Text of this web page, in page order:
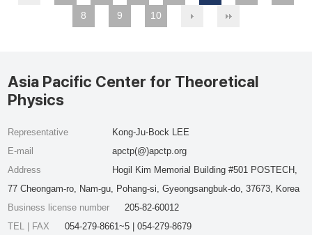
8
9 10
Asia Pacific Center for Theoretical
Physics
Representative
Kong-Ju-Bock LEE
E-mail
apctp(@)apctp.org
Address
Hogil Kim Memorial Building #501 POSTECH,
77 Cheongam-ro, Nam-gu, Pohang-si, Gyeongsangbuk-do, 37673, Korea
Business license number
205-82-60012
TEL | FAX
054-279-8661~5 | 054-279-8679